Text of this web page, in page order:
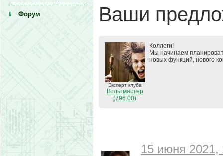
Форум Ваши
Эксперт клуба
Вольтмастер
(796.00)
Коллеги!
Мы начинаем
новых функций, нового
15 июня 2021,